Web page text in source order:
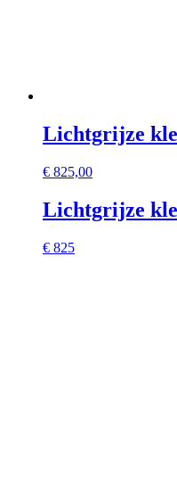
Lichtgrijze
€ 825,00
Lichtgrijze
€ 825